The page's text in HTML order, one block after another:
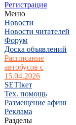
Регистрация
Меню
Новости
Новости читателей
Форум
Доска объявлений
Расписание
автобусов с
15.04.2026
SETIкет
Тех. помощь
Размещение афиш
Реклама
Разделы